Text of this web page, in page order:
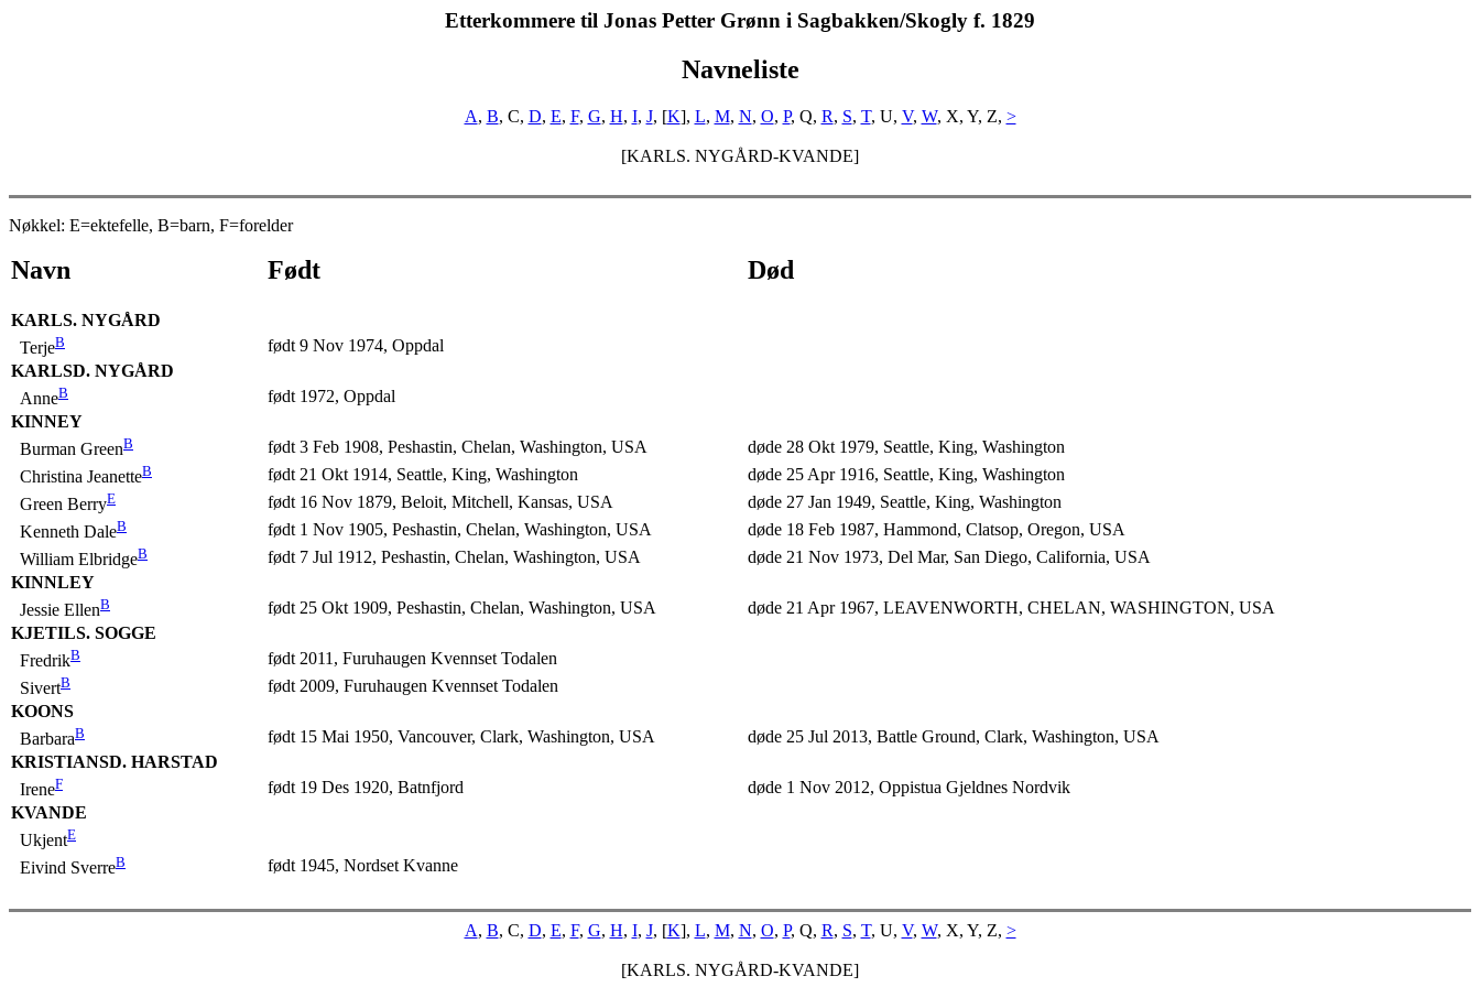
Etterkommere til Jonas Petter Grønn i Sagbakken/Skogly f. 1829
Navneliste
A, B, C, D, E, F, G, H, I, J, [K], L, M, N, O, P, Q, R, S, T, U, V, W, X, Y, Z, >
[KARLS. NYGÅRD-KVANDE]
Nøkkel: E=ektefelle, B=barn, F=forelder
Navn Født Død
KARLS. NYGÅRD
TerjeB
født 9 Nov 1974, Oppdal
KARLSD. NYGÅRD
AnneB
født 1972, Oppdal
KINNEY
Burman GreenB født 3 Feb 1908, Peshastin, Chelan, Washington, USA
døde 28 Okt 1979, Seattle, King, Washington
Christina JeanetteB født 21 Okt 1914, Seattle, King, Washington
døde 25 Apr 1916, Seattle, King, Washington
Green BerryE født 16 Nov 1879, Beloit, Mitchell, Kansas, USA
døde 27 Jan 1949, Seattle, King, Washington
Kenneth DaleB født 1 Nov 1905, Peshastin, Chelan, Washington, USA
døde 18 Feb 1987, Hammond, Clatsop, Oregon, USA
William ElbridgeB født 7 Jul 1912, Peshastin, Chelan, Washington, USA
døde 21 Nov 1973, Del Mar, San Diego, California, USA
KINNLEY
Jessie EllenB født 25 Okt 1909, Peshastin, Chelan, Washington, USA
døde 21 Apr 1967, LEAVENWORTH, CHELAN, WASHINGTON, USA
KJETILS. SOGGE
FredrikB
født 2011, Furuhaugen Kvennset Todalen
SivertB
født 2009, Furuhaugen Kvennset Todalen
KOONS
BarbaraB født 15 Mai 1950, Vancouver, Clark, Washington, USA
døde 25 Jul 2013, Battle Ground, Clark, Washington, USA
KRISTIANSD. HARSTAD
IreneF født 19 Des 1920, Batnfjord
døde 1 Nov 2012, Oppistua Gjeldnes Nordvik
KVANDE
UkjentE
Eivind SverreB født 1945, Nordset Kvanne
A, B, C, D, E, F, G, H, I, J, [K], L, M, N, O, P, Q, R, S, T, U, V, W, X, Y, Z, >
[KARLS. NYGÅRD-KVANDE]